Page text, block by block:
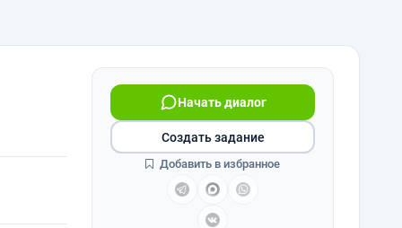
Начать диалог
Создать задание
Добавить в избранное